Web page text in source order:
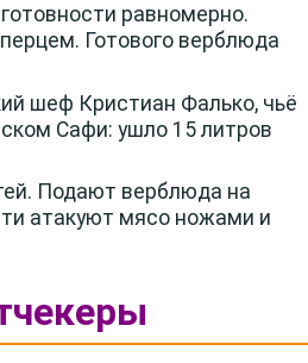
равномерно.
Готового верблюда
шеф Кристиан Фалько, чьё
Сафи: ушло 15 литров
Подают верблюда на
атакуют мясо ножами и